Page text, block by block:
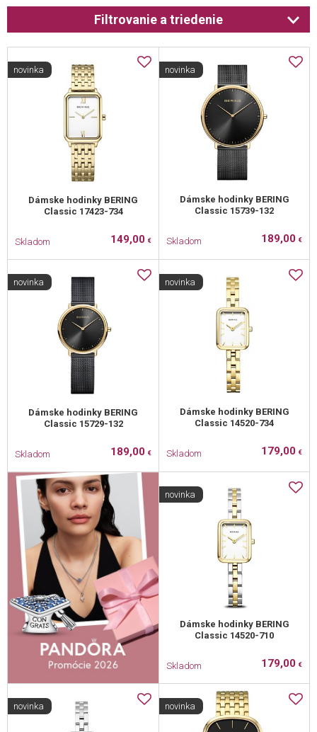
Filtrovanie a triedenie
Dámske hodinky BERING
Classic 17423-734
novinka
Skladom 149,00 €
Dámske hodinky BERING
Classic 15739-132
novinka
Skladom 189,00 €
Dámske hodinky BERING
Classic 15729-132
novinka
Skladom 189,00 €
Dámske hodinky BERING
Classic 14520-734
novinka
Skladom 179,00 €
Dámske hodinky BERING
Classic 14520-710
novinka
Skladom 179,00 €
novinka novinka